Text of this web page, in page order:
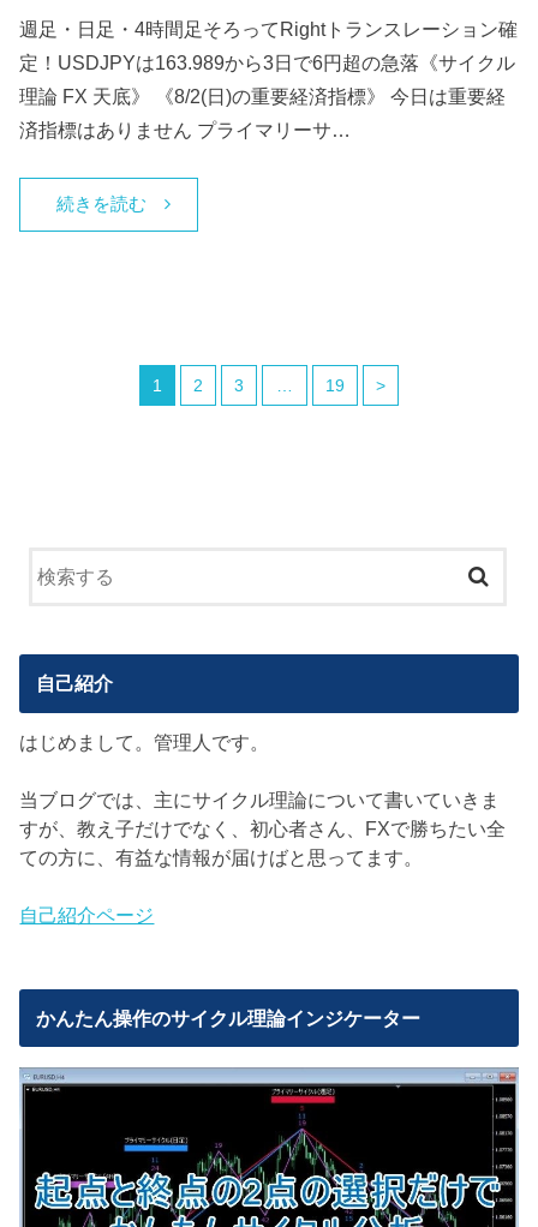
週足・日足・4時間足そろってRightトランスレーション確
定！USDJPYは163.989から3日で6円超の急落《サイクル
理論 FX 天底》 《8/2(日)の重要経済指標》 今日は重要経
済指標はありません プライマリーサ…
続きを読む
1 2 3 19 >
自己紹介
はじめまして。管理人です。
当ブログでは、主にサイクル理論について書いていきま
すが、教え子だけでなく、初心者さん、FXで勝ちたい全
ての方に、有益な情報が届けばと思ってます。
自己紹介ページ
かんたん操作のサイクル理論インジケーター